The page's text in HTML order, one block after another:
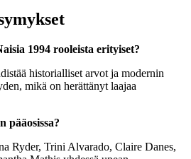
1994 rooleista erityiset?
historialliset arvot ja modernin
mikä on herättänyt laajaa
pääosissa?
Ryder, Trini Alvarado, Claire Danes,